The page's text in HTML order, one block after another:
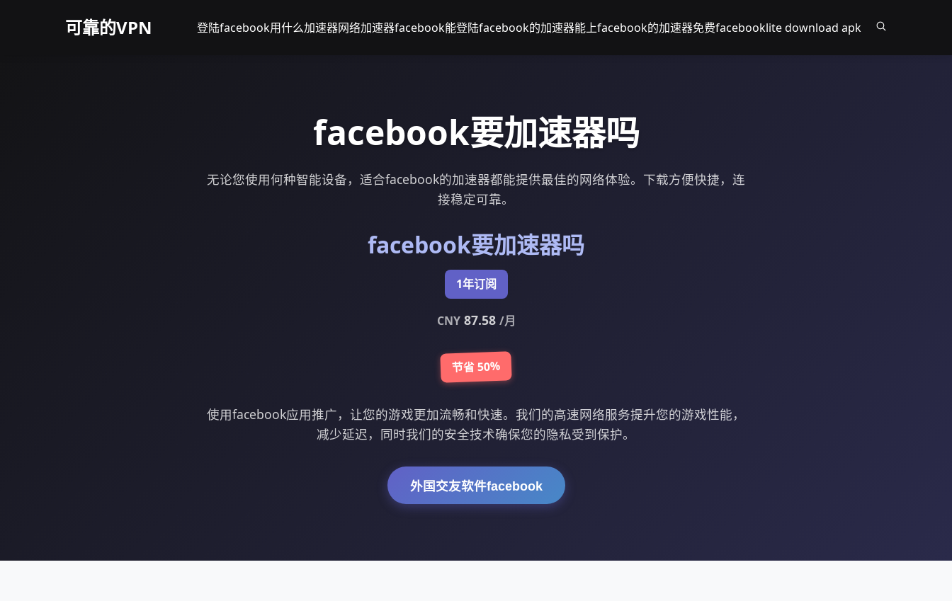
可靠的VPN 登陆facebook用什么加速器网络加速器facebook能登陆facebook的加速器能上facebook的加速器免费facebooklite download apk
facebook要加速器吗
无论您使用何种智能设备，适合facebook的加速器都能提供最佳的网络体验。下载方便快捷，连
接稳定可靠。
facebook要加速器吗
1年订阅
CNY87.58 /月
节省 50%
使用facebook应用推广，让您的游戏更加流畅和快速。我们的高速网络服务提升您的游戏性能，
减少延迟，同时我们的安全技术确保您的隐私受到保护。
外国交友软件facebook